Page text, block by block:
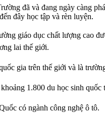
đã và đang ngày càng
đây học tập và rèn luyện.
giáo dục chất lượng cao
lai thế giới.
gia trên thế giới và là
1.800 du học sinh
có ngành công nghệ ô tô.